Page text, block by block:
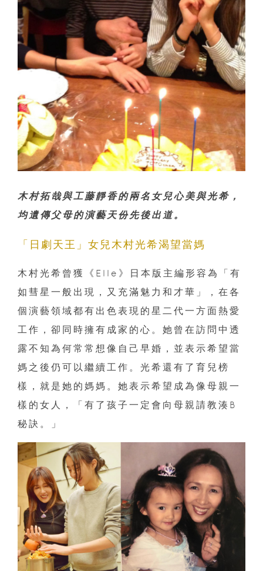
木村拓哉與工藤靜香的兩名女兒心美與光希，
均遺傳父母的演藝天份先後出道。
「日劇天王」女兒木村光希渴望當媽
木村光希曾獲《Elle》日本版主編形容為「有
如彗星一般出現，又充滿魅力和才華」，在各
個演藝領域都有出色表現的星二代一方面熱愛
工作，卻同時擁有成家的心。她曾在訪問中透
露不知為何常常想像自己早婚，並表示希望當
媽之後仍可以繼續工作。光希還有了育兒榜
樣，就是她的媽媽。她表示希望成為像母親一
樣的女人，「有了孩子一定會向母親請教湊B
秘訣。」